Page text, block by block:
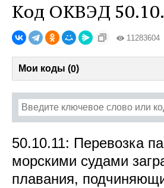
Код ОКВЭД
11283604
Мои коды (0)
50.10.11: Перевозка
морскими судами
плавания,